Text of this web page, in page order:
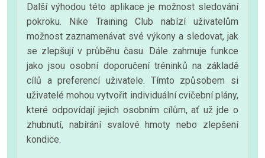
Další výhodou této aplikace je možnost sledování
pokroku. Nike Training Club nabízí uživatelům
možnost zaznamenávat své výkony a sledovat, jak
se zlepšují v průběhu času. Dále zahrnuje funkce
jako jsou osobní doporučení tréninků na základě
cílů a preferencí uživatele. Tímto způsobem si
uživatelé mohou vytvořit individuální cvičební plány,
které odpovídají jejich osobním cílům, ať už jde o
zhubnutí, nabírání svalové hmoty nebo zlepšení
kondice.